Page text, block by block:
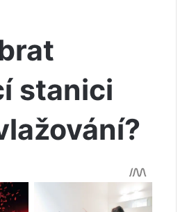
stanici